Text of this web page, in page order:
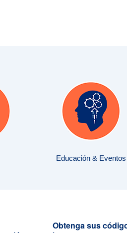
Educación & Eventos
Obtenga sus